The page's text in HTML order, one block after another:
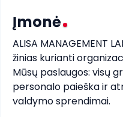
Įmonė
ALISA MANAGEMENT
žinias kurianti
Mūsų paslaugos: visų
personalo paieška ir
valdymo sprendimai.